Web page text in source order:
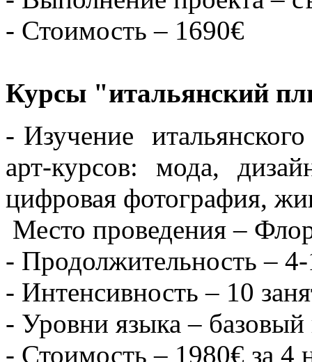
- Стоимость – 1690€
Курсы "итальянский
- Изучение
арт-курсов: мода,
цифровая фотография,
Место проведения –
- Продолжительность – 4-
- Интенсивность – 10
- Уровни языка –
- Стоимость – 1980€ за 4